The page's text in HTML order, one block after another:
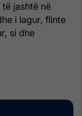
jashtë në
i lagur, flinte
si dhe